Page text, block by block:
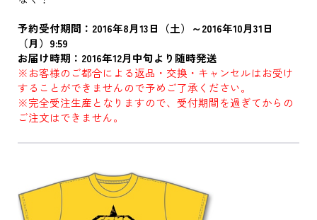
予約受付期間：2016年8月13日（土）～2016年10月31日
（月）9:59
お届け時期：2016年12月中旬より随時発送
※お客様のご都合による返品・交換・キャンセルはお受け
することができませんので予めご了承ください。
※完全受注生産となりますので、受付期間を過ぎてからの
ご注文はできません。